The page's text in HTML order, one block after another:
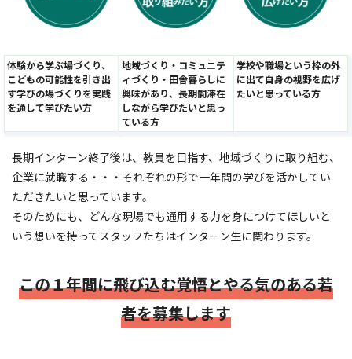
体験から学ぶ場づくり、
こどもの可能性を引き出
す学びの場づくりを実践
を通して学びたい方
地域づくり・コミュニテ
ィづくり・田舎暮らしに
興味があり、長期間滞在
しながら学びたいと思っ
ている方
学校や職場という枠の外
に出て自身の視野を広げ
たいと思っている方
長期インターン終了後は、教員を目指す、地域づくりに取り組む、
企業に就職する・・・それぞれの形で一年間の学びを活かしてい
ただきたいと思っています。
そのためにも、どんな現場でも通用する力を身につけてほしいと
いう想いを持ってスタッフたちはインターン生に関わります。
この１年間に飛び込む覚悟とやる気のある若
者を募集します